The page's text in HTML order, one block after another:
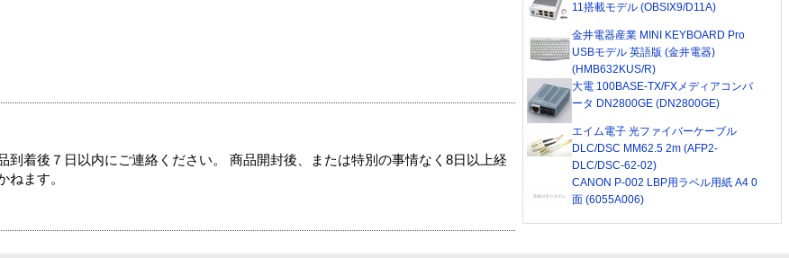
到着後７日以内にご連絡ください。 商品開封後、または特別の事情なく8日以上経
ねます。
11搭載モデル (OBSIX9/D11A)
金井電器産業 MINI KEYBOARD Pro
USBモデル 英語版 (金井電器)
(HMB632KUS/R)
大電 100BASE-TX/FXメディアコンバ
ータ DN2800GE (DN2800GE)
エイム電子 光ファイバーケーブル
DLC/DSC MM62.5 2m (AFP2-
DLC/DSC-62-02)
CANON P-002 LBP用ラベル用紙 A4 0
面 (6055A006)